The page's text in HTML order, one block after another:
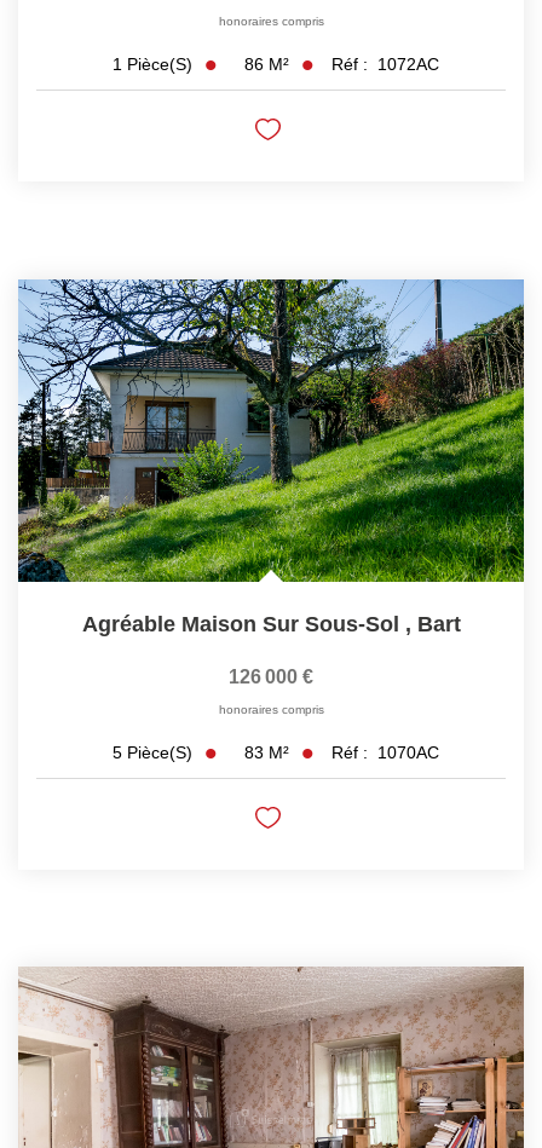
honoraires compris
1 Pièce(s) 86 M² Réf : 1072AC
Agréable Maison Sur Sous-Sol , Bart
126 000 €
honoraires compris
5 Pièce(s) 83 M² Réf : 1070AC